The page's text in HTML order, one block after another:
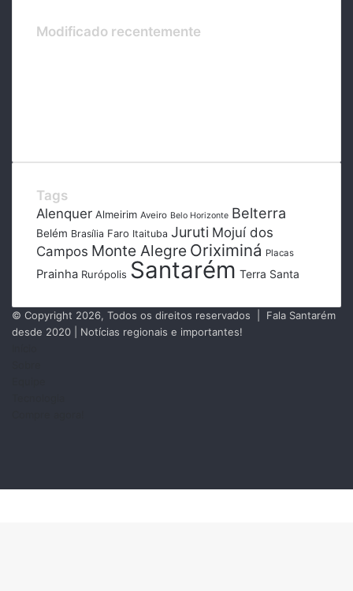
Modificado recentemente
Tags
Alenquer Almeirim Aveiro Belo Horizonte Belterra
Belém Brasília Faro Itaituba Juruti Mojuí dos
Campos Monte Alegre Oriximiná Placas
Prainha Rurópolis Santarém Terra Santa
© Copyright 2026, Todos os direitos reservados | Fala Santarém
desde 2020 | Notícias regionais e importantes!